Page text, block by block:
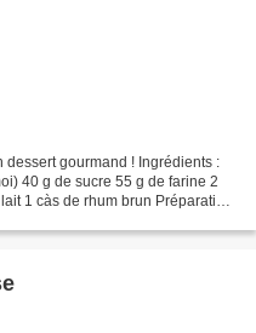
dessert gourmand ! Ingrédients :
40 g de sucre 55 g de farine 2
1 càs de rhum brun Préparation